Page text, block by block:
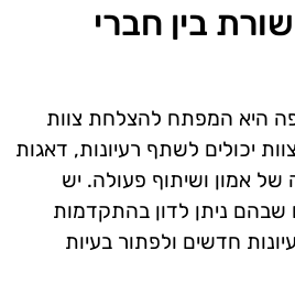
בין חברי
היא המפתח להצלחת צוות
יכולים לשתף רעיונות, דאגות
של אמון ושיתוף פעולה. יש
שבהם ניתן לדון בהתקדמות
חדשים ולפתור בעיות